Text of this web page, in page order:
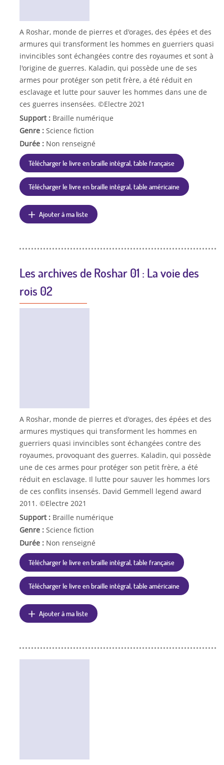
A Roshar, monde de pierres et d'orages, des épées et des
armures qui transforment les hommes en guerriers quasi
invincibles sont échangées contre des royaumes et sont à
l'origine de guerres. Kaladin, qui possède une de ses
armes pour protéger son petit frère, a été réduit en
esclavage et lutte pour sauver les hommes dans une de
ces guerres insensées. ©Electre 2021
Support : Braille numérique
Genre : Science fiction
Durée : Non renseigné
Télécharger le livre en braille intégral, table française
Télécharger le livre en braille intégral, table américaine
Ajouter à ma liste
Les archives de Roshar 01 : La voie des
rois 02
A Roshar, monde de pierres et d'orages, des épées et des
armures mystiques qui transforment les hommes en
guerriers quasi invincibles sont échangées contre des
royaumes, provoquant des guerres. Kaladin, qui possède
une de ces armes pour protéger son petit frère, a été
réduit en esclavage. Il lutte pour sauver les hommes lors
de ces conflits insensés. David Gemmell legend award
2011. ©Electre 2021
Support : Braille numérique
Genre : Science fiction
Durée : Non renseigné
Télécharger le livre en braille intégral, table française
Télécharger le livre en braille intégral, table américaine
Ajouter à ma liste